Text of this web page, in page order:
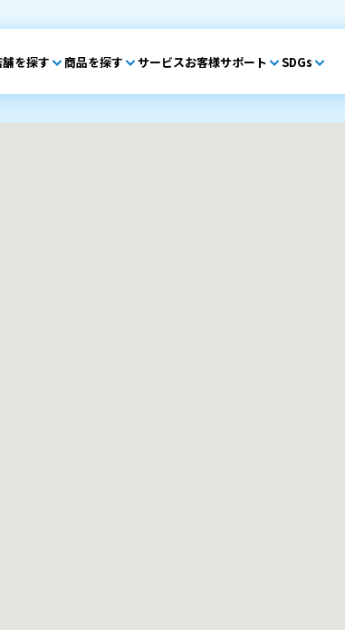
を探す 商品を探す サービスお客様サポート SDGs